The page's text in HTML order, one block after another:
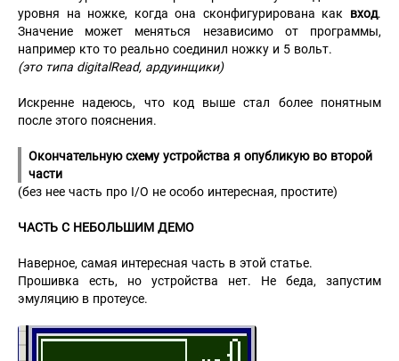
уровня на ножке, когда она сконфигурирована как вход.
Значение может меняться независимо от программы,
например кто то реально соединил ножку и 5 вольт.
(это типа digitalRead, ардуинщики)
Искренне надеюсь, что код выше стал более понятным
после этого пояснения.
Окончательную схему устройства я опубликую во второй
части
(без нее часть про I/O не особо интересная, простите)
ЧАСТЬ С НЕБОЛЬШИМ ДЕМО
Наверное, самая интересная часть в этой статье.
Прошивка есть, но устройства нет. Не беда, запустим
эмуляцию в протеусе.